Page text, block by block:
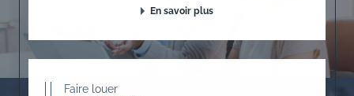
En savoir plus
Faire louer